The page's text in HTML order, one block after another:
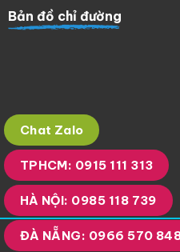
Bản đồ chỉ đường
Copyright
Chat Zalo
TPHCM: 0915 111 313
HÀ NỘI: 0985 118 739
ĐÀ NẴNG: 0966 570